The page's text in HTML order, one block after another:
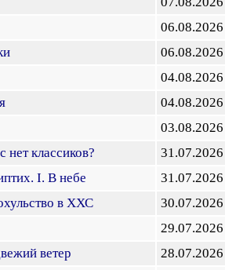
06.08.2026
06.08.2026
04.08.2026
04.08.2026
03.08.2026
нет классиков? 31.07.2026
I. В небе 31.07.2026
в ХХС 30.07.2026
29.07.2026
ветер 28.07.2026